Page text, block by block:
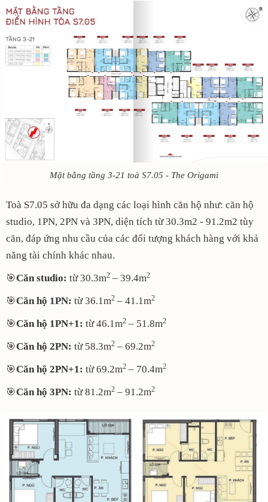
Mặt bằng tầng 3-21 toà S7.05 - The Origami
Toà S7.05 sở hữu đa dạng các loại hình căn hộ như: căn hộ
studio, 1PN, 2PN và 3PN, diện tích từ 30.3m2 - 91.2m2 tùy
căn, đáp ứng nhu cầu của các đối tượng khách hàng với khả
năng tài chính khác nhau.
🎯Căn studio: từ 30.3m2 – 39.4m2
🎯Căn hộ 1PN: từ 36.1m2 – 41.1m2
🎯Căn hộ 1PN+1: từ 46.1m2 – 51.8m2
🎯Căn hộ 2PN: từ 58.3m2 – 69.2m2
🎯Căn hộ 2PN+1: từ 69.2m2 – 70.4m2
🎯Căn hộ 3PN: từ 81.2m2 – 91.2m2